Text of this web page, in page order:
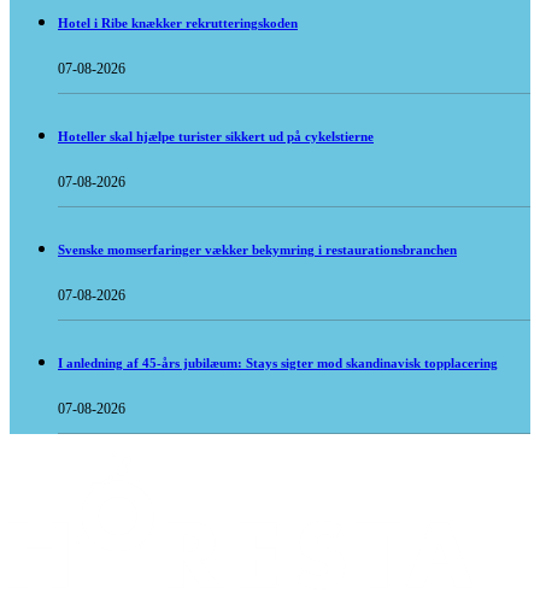
Hotel i Ribe knækker rekrutteringskoden
07-08-2026
Hoteller skal hjælpe turister sikkert ud på cykelstierne
07-08-2026
Svenske momserfaringer vækker bekymring i restaurationsbranchen
07-08-2026
I anledning af 45-års jubilæum: Stays sigter mod skandinavisk topplacering
07-08-2026